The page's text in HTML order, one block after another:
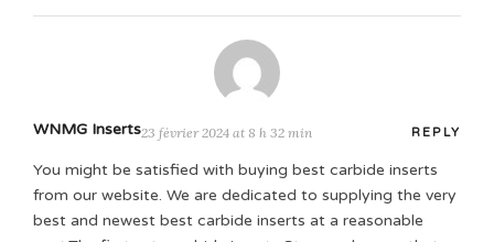
WNMG Inserts23 février 2024 at 8 h 32 min REPLY
You might be satisfied with buying best carbide inserts
from our website. We are dedicated to supplying the very
best and newest best carbide inserts at a reasonable